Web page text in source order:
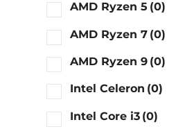
AMD Ryzen 5 (0)
AMD Ryzen 7 (0)
AMD Ryzen 9 (0)
Intel Celeron (0)
Intel Core i3 (0)